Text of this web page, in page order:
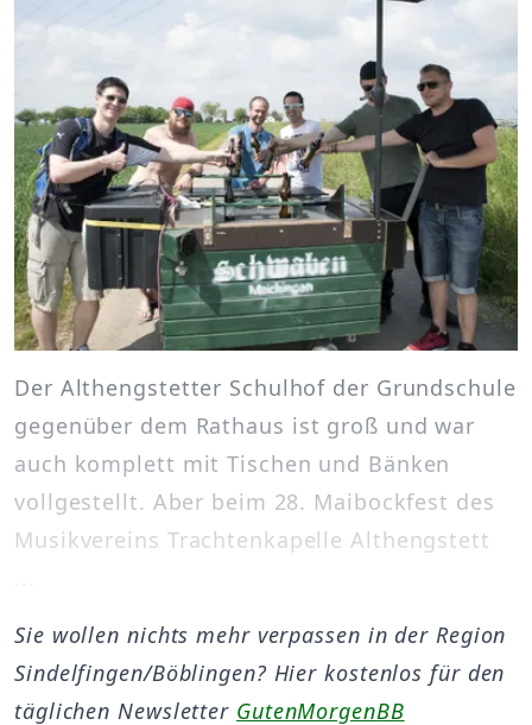
Der Althengstetter Schulhof der Grundschule
gegenüber dem Rathaus ist groß und war
auch komplett mit Tischen und Bänken
vollgestellt. Aber beim 28. Maibockfest des
Musikvereins Trachtenkapelle Althengstett
Sie wollen nichts mehr verpassen in der Region
Sindelfingen/Böblingen? Hier kostenlos für den
täglichen Newsletter GutenMorgenBB